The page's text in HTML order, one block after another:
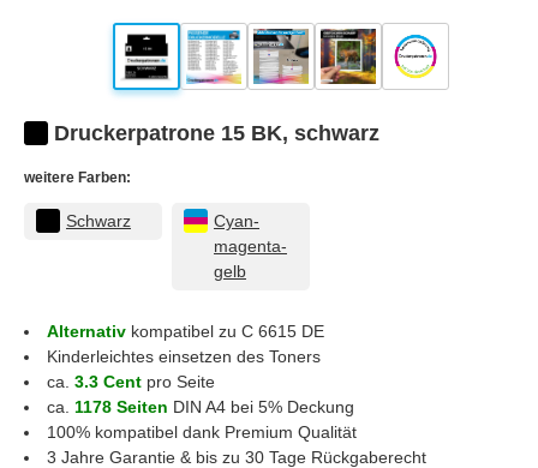
Druckerpatrone 15 BK, schwarz
weitere Farben:
Schwarz
Cyan-
magenta-
gelb
Alternativ kompatibel zu C 6615 DE
Kinderleichtes einsetzen des Toners
ca. 3.3 Cent pro Seite
ca. 1178 Seiten DIN A4 bei 5% Deckung
100% kompatibel dank Premium Qualität
3 Jahre Garantie & bis zu 30 Tage Rückgaberecht